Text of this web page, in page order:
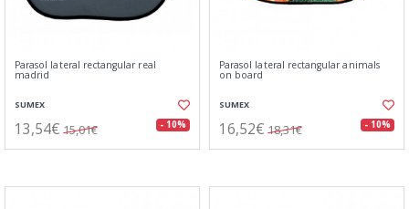
Parasol lateral rectangular real
madrid
SUMEX
13,54€ 15,01€ - 10%
Parasol lateral rectangular animals
on board
SUMEX
16,52€ 18,31€ - 10%